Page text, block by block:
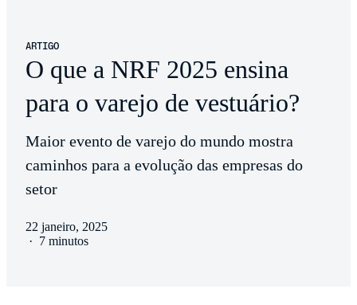
ARTIGO
O que a NRF 2025 ensina
para o varejo de vestuário?
Maior evento de varejo do mundo mostra
caminhos para a evolução das empresas do
setor
22 janeiro, 2025
· 7 minutos